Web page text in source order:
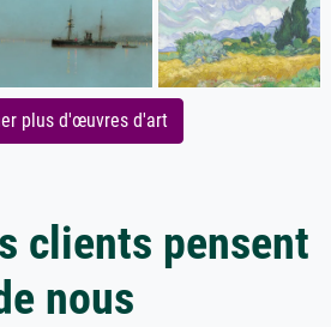
plus d'œuvres d'art
clients pensent
nous